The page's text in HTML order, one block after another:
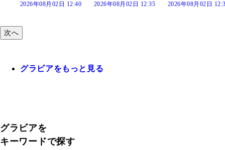
2026年08月02日 12:35 2026年08月02日 12:30 2026年08月02日
次へ
グラビアをもっと見る
グラビアを
キーワードで探す